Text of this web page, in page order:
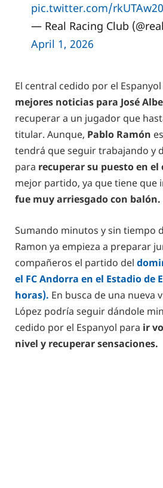
pic.twitter.com/
— Real Racing Club
April 1, 2026
El central cedido por el
mejores noticias para José
recuperar a un jugador que
titular. Aunque, Pablo Ramón
tendrá que seguir trabajando y
para recuperar su puesto en el
mejor partido, ya que tiene que
fue muy arriesgado con balón.
Sumando minutos y sin tiempo
Ramon ya empieza a preparar
compañeros el partido del
el FC Andorra en el Estadio de
horas). En busca de una nueva
López podría seguir dándole
cedido por el Espanyol para ir
nivel y recuperar sensaciones.